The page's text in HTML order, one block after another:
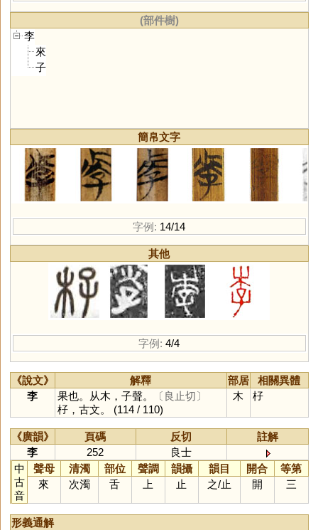
(部件樹)
李
來
子
簡帛文字
字例: 14/14
其他
字例: 4/4
《說文》 解釋 部居
相關異體
李
果也。从木，子聲。
〔良止切〕
杍，古文。 (114 / 110)
木 杍
《廣韻》 頁碼 反切
註解
李
252
良士
中
古
音
聲母 清濁 部位 聲調 韻攝 韻目 開合
等第
來
次濁 舌 上 止 之/止 開 三
形義通解